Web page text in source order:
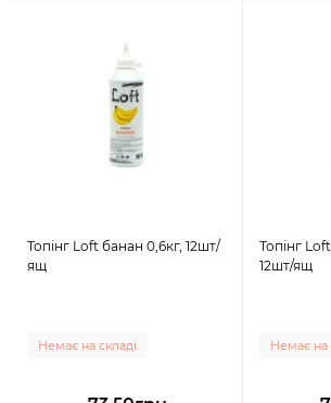
Топінг Loft банан 0,6кг, 12шт/
ящ
Немає на складі
Топінг
12шт/ящ
Немає на